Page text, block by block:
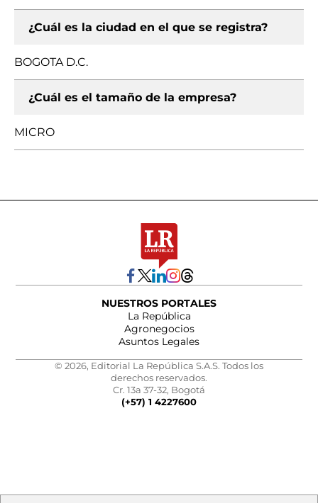
¿Cuál es la ciudad en el que se registra?
BOGOTA D.C.
¿Cuál es el tamaño de la empresa?
MICRO
NUESTROS PORTALES
La República
Agronegocios
Asuntos Legales
© 2026, Editorial La República S.A.S. Todos los
derechos reservados.
Cr. 13a 37-32, Bogotá
(+57) 1 4227600